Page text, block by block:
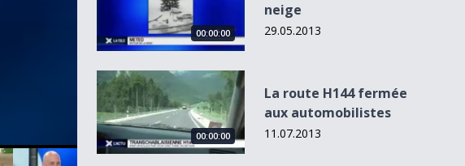
00:00:00
00:00:00
neige
29.05.2013
La route H144 fermée aux automobilistes
00:00:00
La route H144 fermée
aux automobilistes
11.07.2013